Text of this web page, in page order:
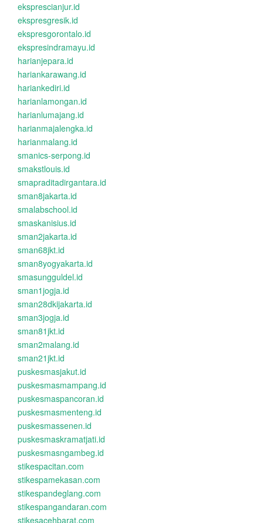
eksprescianjur.id
ekspresgresik.id
ekspresgorontalo.id
ekspresindramayu.id
harianjepara.id
hariankarawang.id
hariankediri.id
harianlamongan.id
harianlumajang.id
harianmajalengka.id
harianmalang.id
smanics-serpong.id
smakstlouis.id
smapraditadirgantara.id
sman8jakarta.id
smalabschool.id
smaskanisius.id
sman2jakarta.id
sman68jkt.id
sman8yogyakarta.id
smasungguldel.id
sman1jogja.id
sman28dkijakarta.id
sman3jogja.id
sman81jkt.id
sman2malang.id
sman21jkt.id
puskesmasjakut.id
puskesmasmampang.id
puskesmaspancoran.id
puskesmasmenteng.id
puskesmassenen.id
puskesmaskramatjati.id
puskesmasngambeg.id
stikespacitan.com
stikespamekasan.com
stikespandeglang.com
stikespangandaran.com
stikesacehbarat.com